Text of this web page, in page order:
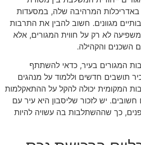
באדריכלות המרהיבה שלה, במסעדות
מגוונים. חשוב להבין את התרבות
משפיעה לא רק על חווית המגורים, אלא
השכנים והקהילה.
המגורים בעיר, כדאי להשתתף
תושבים חדשים וללמוד על מנהגים
המקומית יכולה להקל על ההתאקלמות
חשובים. יש לזכור שליסבון היא עיר עם
כך שההשתלבות בה עשויה להיות